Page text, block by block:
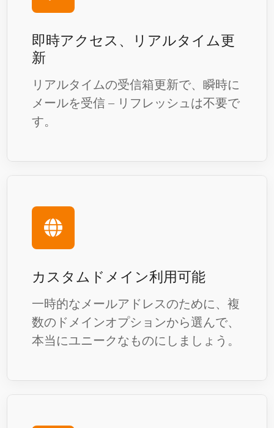
即時アクセス、リアルタイム更
新
リアルタイムの受信箱更新で、瞬時に
メールを受信 – リフレッシュは不要で
す。
カスタムドメイン利用可能
一時的なメールアドレスのために、複
数のドメインオプションから選んで、
本当にユニークなものにしましょう。